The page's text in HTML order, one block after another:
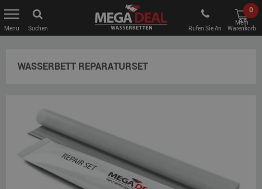
Suchen Rufen Sie An
0
Mein
Warenkorb
WASSERBETT REPARATURSET